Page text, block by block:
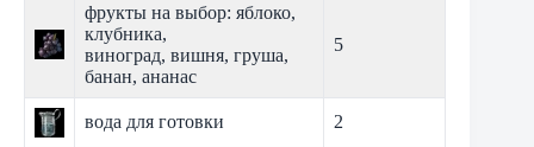
фрукты на выбор: яблоко,
клубника,
виноград, вишня, груша,
банан, ананас
5
вода для готовки
2